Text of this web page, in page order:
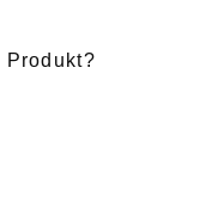
Produkt?